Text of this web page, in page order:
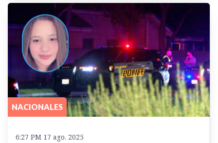
NACIONALES
6:27 PM 17 ago. 2025